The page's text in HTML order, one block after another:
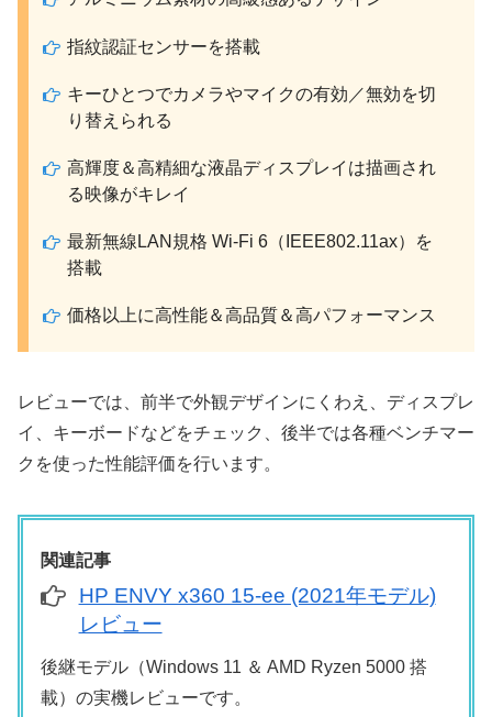
指紋認証センサーを搭載
キーひとつでカメラやマイクの有効／無効を切
り替えられる
高輝度＆高精細な液晶ディスプレイは描画され
る映像がキレイ
最新無線LAN規格 Wi-Fi 6（IEEE802.11ax）を
搭載
価格以上に高性能＆高品質＆高パフォーマンス
レビューでは、前半で外観デザインにくわえ、ディスプレ
イ、キーボードなどをチェック、後半では各種ベンチマー
クを使った性能評価を行います。
関連記事
HP ENVY x360 15-ee (2021年モデル)
レビュー
後継モデル（Windows 11 ＆ AMD Ryzen 5000 搭
載）の実機レビューです。